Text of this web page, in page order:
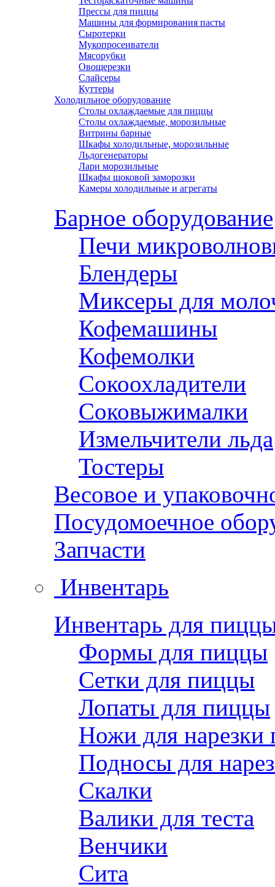
Прессы для пиццы
Машины для формирования пасты
Сыротерки
Мукопросеиватели
Мясорубки
Овощерезки
Слайсеры
Куттеры
Холодильное оборудование
Столы охлаждаемые для пиццы
Столы охлаждаемые, морозильные
Витрины барные
Шкафы холодильные, морозильные
Льдогенераторы
Лари морозильные
Шкафы шоковой заморозки
Камеры холодильные и агрегаты
Барное оборудование
Печи
Блендеры
Миксеры для
Кофемашины
Кофемолки
Сокоохладители
Соковыжималки
Измельчители льда
Тостеры
Весовое и
Посудомоечное
Запчасти
Инвентарь
Инвентарь для
Формы для пиццы
Сетки для пиццы
Лопаты для пиццы
Ножи для нарезки
Подносы для
Скалки
Валики для теста
Венчики
Сита